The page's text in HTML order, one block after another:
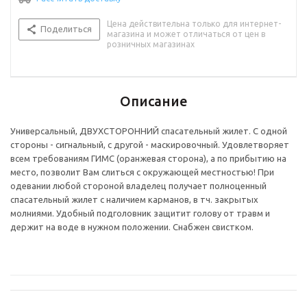
Поделиться
Цена действительна только для интернет-
магазина и может отличаться от цен в
розничных магазинах
Описание
Универсальный, ДВУХСТОРОННИЙ спасательный жилет. С одной
стороны - сигнальный, с другой - маскировочный. Удовлетворяет
всем требованиям ГИМС (оранжевая сторона), а по прибытию на
место, позволит Вам слиться с окружающей местностью! При
одевании любой стороной владелец получает полноценный
спасательный жилет с наличием карманов, в тч. закрытых
молниями. Удобный подголовник защитит голову от травм и
держит на воде в нужном положении. Снабжен свистком.